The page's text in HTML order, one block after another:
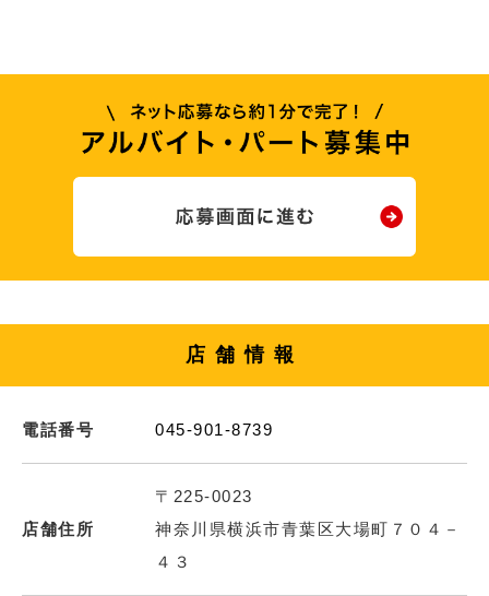
店舗情報
電話番号 045-901-8739
店舗住所
〒225-0023
神奈川県横浜市青葉区大場町７０４－
４３